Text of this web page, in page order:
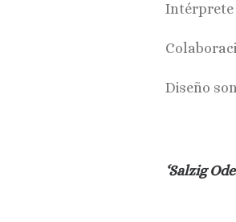
Intérprete
Diseño
‘Salzig